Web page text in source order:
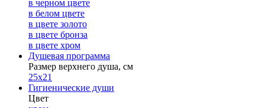
в черном цвете
в белом цвете
в цвете золото
в цвете бронза
в цвете хром
Душевая программа
Размер верхнего душа, см
25х21
Гигиенические души
Цвет